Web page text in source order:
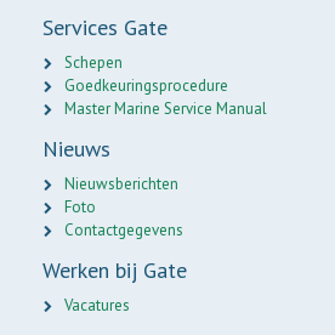
Services Gate
Schepen
Goedkeuringsprocedure
Master Marine Service Manual
Nieuws
Nieuwsberichten
Foto
Contactgegevens
Werken bij Gate
Vacatures